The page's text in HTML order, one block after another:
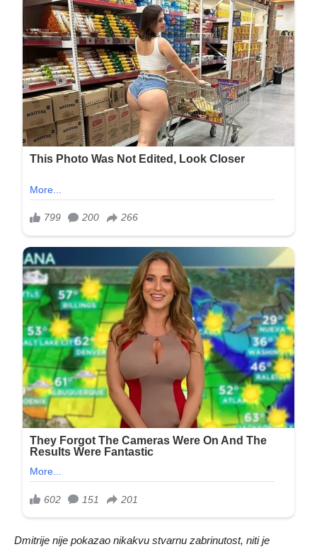
pokazao interes za zdravlje svoje majke, već je iskoristio